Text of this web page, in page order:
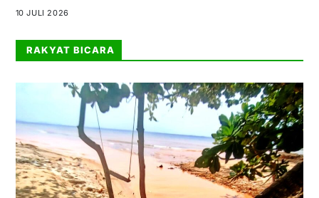
10 JULI 2026
RAKYAT BICARA